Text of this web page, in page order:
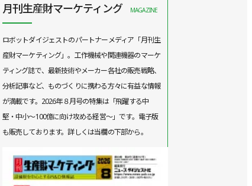
月刊生産財マーケティング MAGAZINE
ロボットダイジェストのパートナーメディア「月刊生
産財マーケティング」。工作機械や関連機器のマーケ
ティング誌で、最新技術やメーカー各社の販売戦略、
分析記事など、ものづくりに携わる方々に有益な情報
が満載です。2026年８月号の特集は「飛躍する中
堅・中小～100億に向け攻める経営～」です。電子版
も販売しております。詳しくは当欄の下部から。